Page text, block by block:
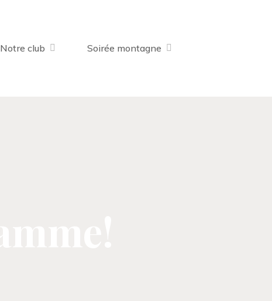
Notre club Soirée montagne